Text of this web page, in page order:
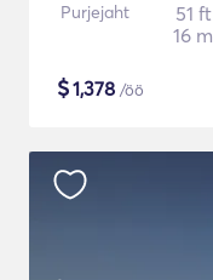
Purjejaht
51 ft
16 m
$1,378 /öö